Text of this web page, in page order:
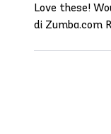
Love these!
di Zumba.com